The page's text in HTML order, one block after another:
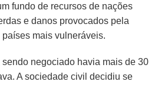
fundo de recursos de nações
e danos provocados pela
mais vulneráveis.
sendo negociado havia mais de 30
A sociedade civil decidiu se